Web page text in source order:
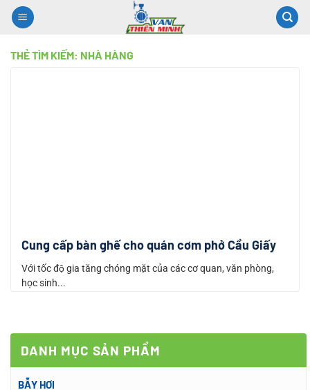
Chuyển
đến
dungTHẺ TÌM KIẾM: NHÀ HÀNG
DANH MỤC SẢN PHẨM
BẪY HƠI
Cung cấp bàn ghế cho quán cơm phở Cầu Giấy
Với tốc độ gia tăng chóng mặt của các cơ quan, văn phòng,
học sinh...